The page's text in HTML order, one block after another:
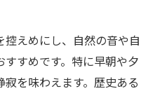
えめにし、自然の音や自
すめです。特に早朝や夕
を味わえます。歴史ある